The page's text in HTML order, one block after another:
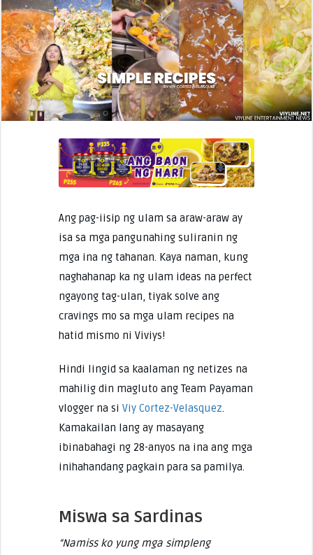
Ang pag-iisip ng ulam sa araw-araw ay
isa sa mga pangunahing suliranin ng
mga ina ng tahanan. Kaya naman, kung
naghahanap ka ng ulam ideas na perfect
ngayong tag-ulan, tiyak solve ang
cravings mo sa mga ulam recipes na
hatid mismo ni Viviys!
Hindi lingid sa kaalaman ng netizes na
mahilig din magluto ang Team Payaman
vlogger na si Viy Cortez-Velasquez.
Kamakailan lang ay masayang
ibinabahagi ng 28-anyos na ina ang mga
inihahandang pagkain para sa pamilya.
Miswa sa Sardinas
“Namiss ko yung mga simpleng